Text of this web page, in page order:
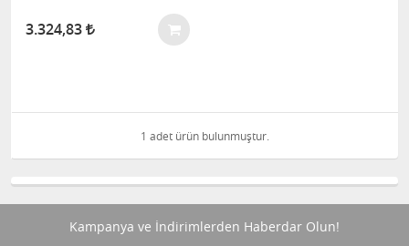
3.324,83
1 adet ürün bulunmuştur.
Kampanya ve İndirimlerden Haberdar Olun!